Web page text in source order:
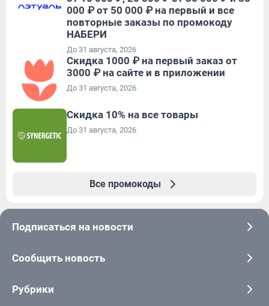
000 ₽ от 50 000 ₽ на первый и все
повторные заказы по промокоду
НАБЕРИ
До 31 августа, 2026
Скидка 1000 ₽ на первый заказ от
3000 ₽ на сайте и в приложении
До 31 августа, 2026
Скидка 10% на все товары
До 31 августа, 2026
Все промокоды
Подписаться на новости
Сообщить новость
Рубрики